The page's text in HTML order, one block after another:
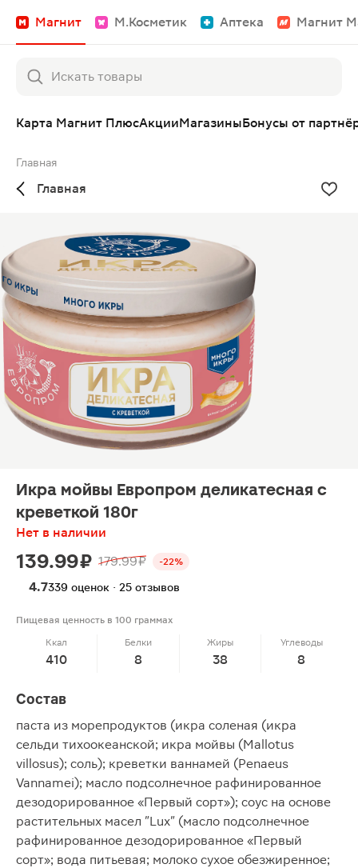
Магнит М.Косметик Аптека Магнит
Карта Магнит ПлюсАкцииМагазиныБонусы от
Главная
Главная
Икра мойвы Европром деликатесная с
креветкой 180г
Нет в наличии
139.99 ₽ 179.99 ₽ -22%
4.7339 оценок · 25 отзывов
Пищевая ценность в 100 граммах
Ккал
410
Белки
8
Жиры
38
Углеводы
8
Состав
паста из морепродуктов (икра соленая (икра
сельди тихоокеанской; икра мойвы (Mallotus
villosus); соль); креветки ваннамей (Penaeus
Vannamei); масло подсолнечное рафинированное
дезодорированное «Первый сорт»); соус на основе
растительных масел "Lux" (масло подсолнечное
рафинированное дезодорированное «Первый
сорт»; вода питьевая; молоко сухое обезжиренное;